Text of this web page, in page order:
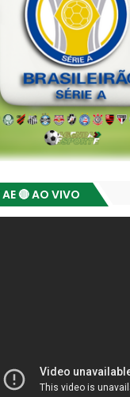
🔴 AO VIVO